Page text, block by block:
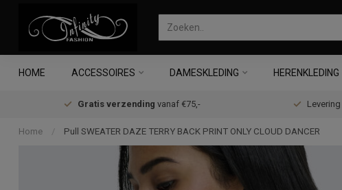
HOME ACCESSOIRES DAMESKLEDING HERENKLEDING
Gratis verzending vanaf €75,-
Home / Pull SWEATER DAZE TERRY BACK PRINT ONLY CLOUD DANCER